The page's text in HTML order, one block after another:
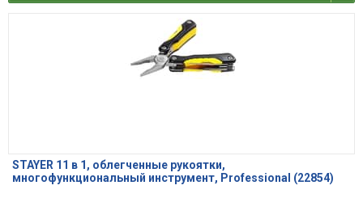
STAYER 11 в 1, облегченные рукоятки,
многофункциональный инструмент, Professional (22854)